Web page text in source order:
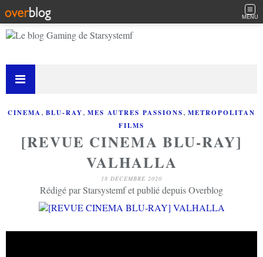
MENU
CINEMA, BLU-RAY, MES AUTRES PASSIONS, METROPOLITAN
FILMS
[REVUE CINEMA BLU-RAY]
VALHALLA
18 DÉCEMBRE 2020
Rédigé par Starsystemf et publié depuis Overblog